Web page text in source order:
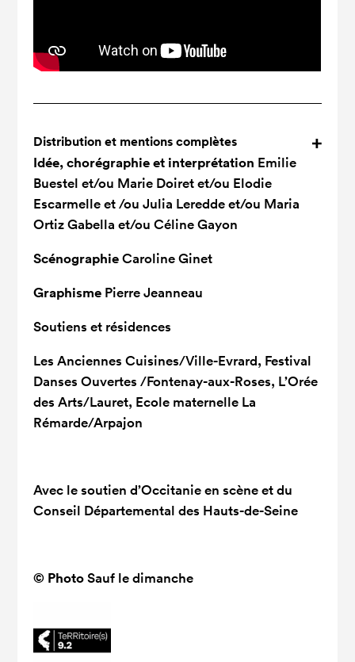
Distribution et mentions complètes
Idée, chorégraphie et interprétation Emilie
Buestel et/ou Marie Doiret et/ou Elodie
Escarmelle et /ou Julia Leredde et/ou Maria
Ortiz Gabella et/ou Céline Gayon
ScénographieCaroline Ginet
Graphisme Pierre Jeanneau
Soutiens et résidences
Les Anciennes Cuisines/Ville-Evrard, Festival
Danses Ouvertes /Fontenay-aux-Roses, L’Orée
des Arts/Lauret, Ecole maternelle La
Rémarde/Arpajon
Avec le soutien d’Occitanie en scène et du
Conseil Départemental des Hauts-de-Seine
© PhotoSauf le dimanche